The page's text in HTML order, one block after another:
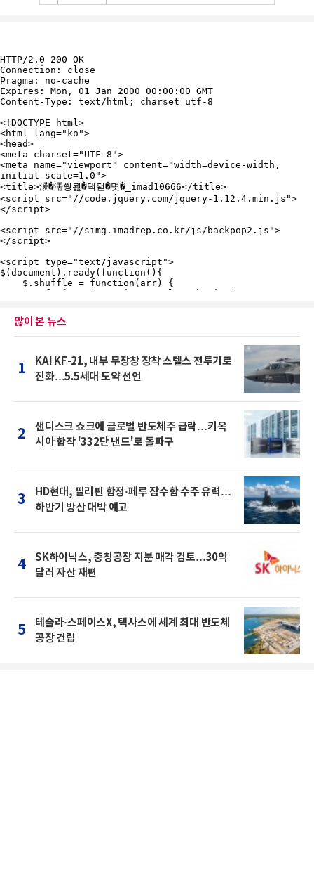
많이 본 뉴스
1
KAI KF-21, 내부 무장창 장착 스텔스 전투기로
진화…5.5세대 도약 선언
2
샌디스크 쇼크에 글로벌 반도체주 급락…키옥
시아 합작 '332단 낸드'로 돌파구
3
HD현대, 필리핀 함정·페루 잠수함 수주 유력…
하반기 방산 대박 예고
4
SK하이닉스, 충칭공장 지분 매각 검토…30억
달러 자산 재편
5
테슬라·스페이스X, 텍사스에 세계 최대 반도체
공장 건립